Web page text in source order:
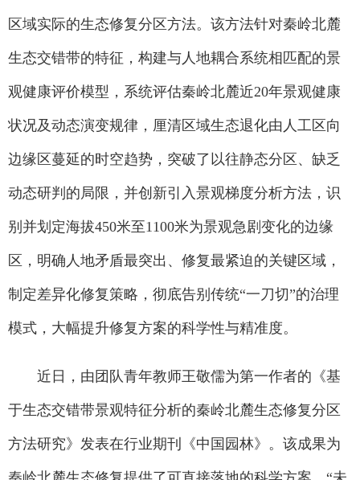
区域实际的生态修复分区方法。该方法针对秦岭北麓
生态交错带的特征，构建与人地耦合系统相匹配的景
观健康评价模型，系统评估秦岭北麓近20年景观健康
状况及动态演变规律，厘清区域生态退化由人工区向
边缘区蔓延的时空趋势，突破了以往静态分区、缺乏
动态研判的局限，并创新引入景观梯度分析方法，识
别并划定海拔450米至1100米为景观急剧变化的边缘
区，明确人地矛盾最突出、修复最紧迫的关键区域，
制定差异化修复策略，彻底告别传统“一刀切”的治理
模式，大幅提升修复方案的科学性与精准度。
近日，由团队青年教师王敬儒为第一作者的《基
于生态交错带景观特征分析的秦岭北麓生态修复分区
方法研究》发表在行业期刊《中国园林》。该成果为